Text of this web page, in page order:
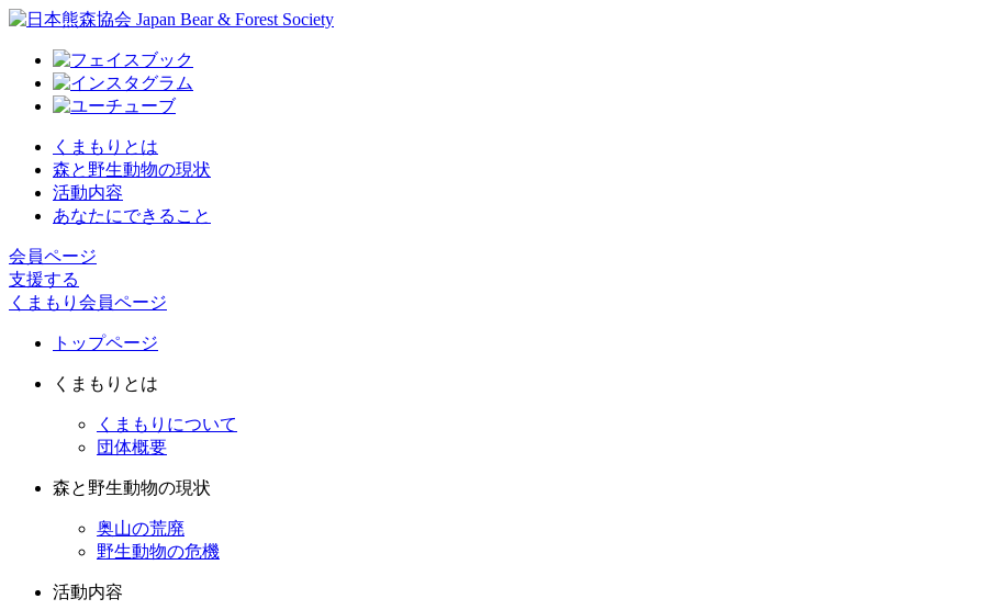
くまもりとは
森と野生動物の現状
活動内容
あなたにできること
会員ページ
支援する
くまもり会員ページ
トップページ
くまもりとは
くまもりについて
団体概要
森と野生動物の現状
奥山の荒廃
野生動物の危機
活動内容